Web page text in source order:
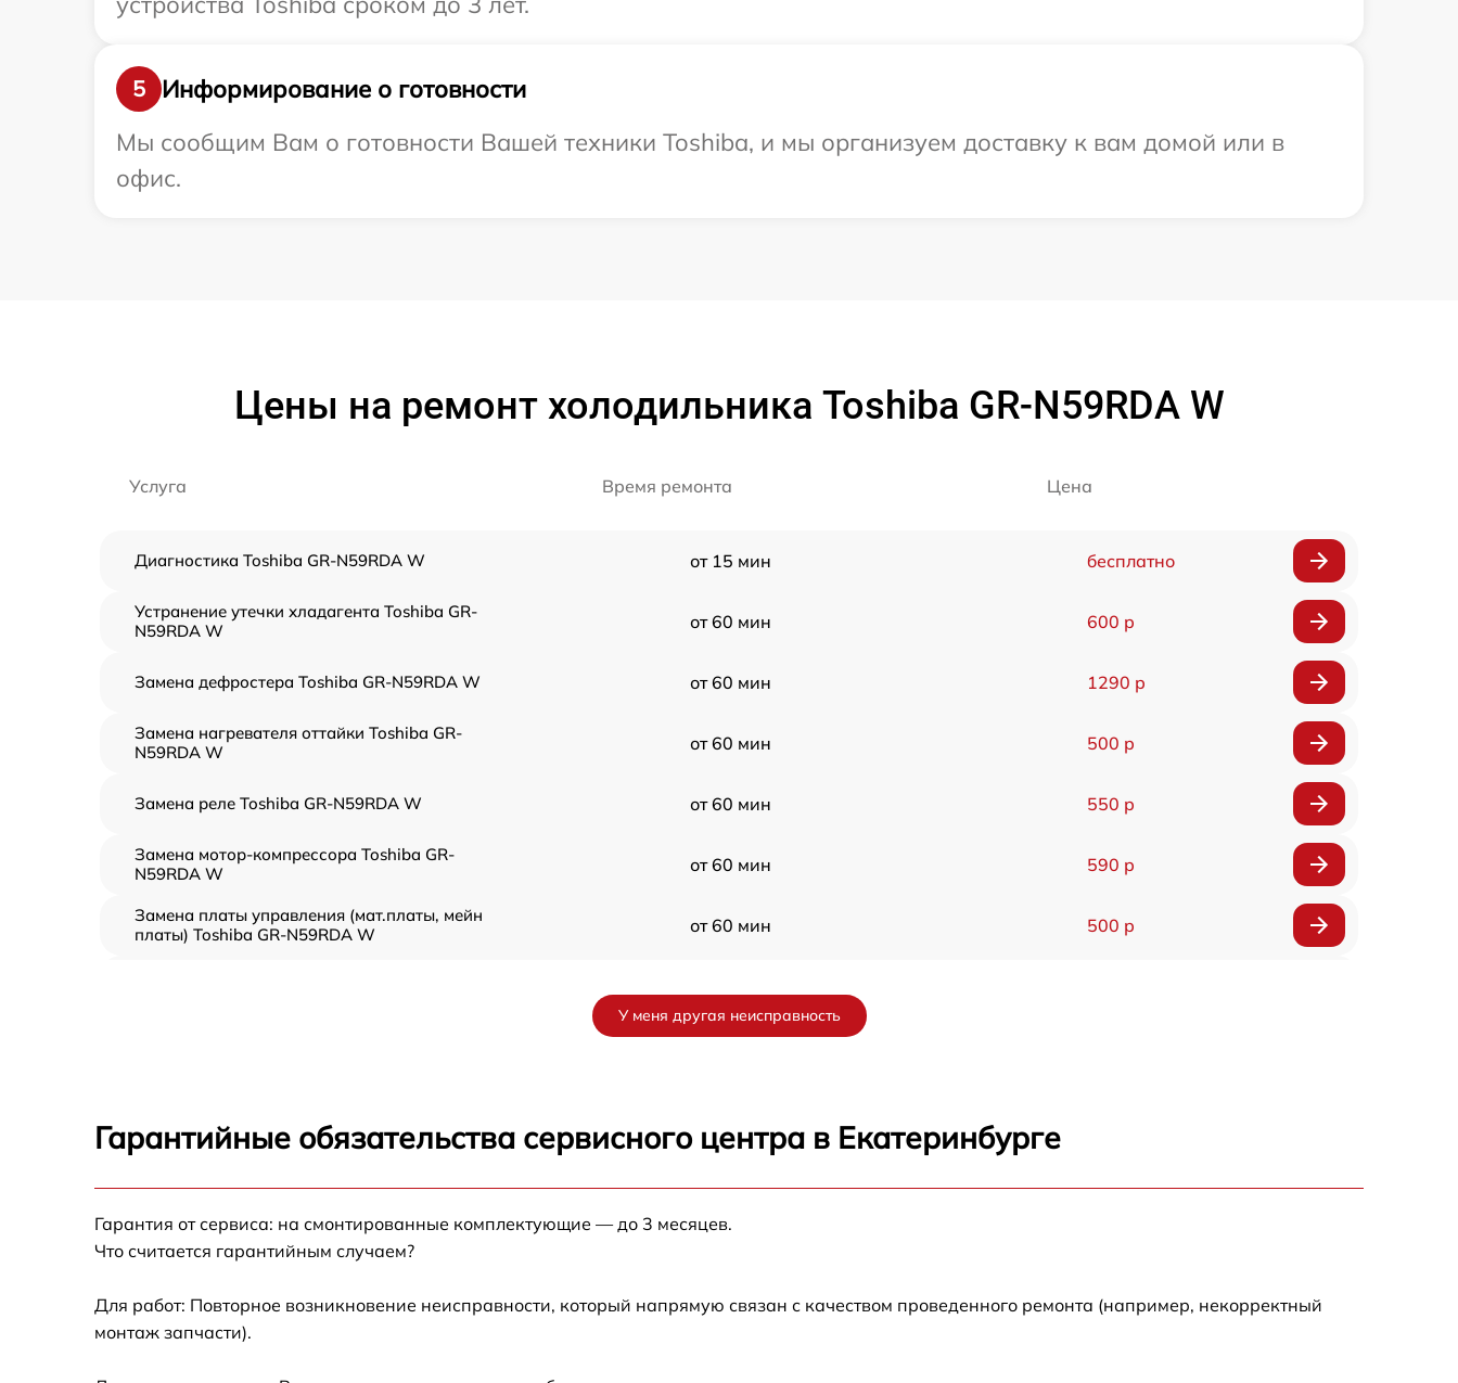
5
Информирование о готовности
Мы сообщим Вам о готовности Вашей техники Toshiba, и мы организуем доставку к вам домой или в
офис.
Цены на ремонт холодильника Toshiba GR-N59RDA W
Услуга Время ремонта Цена
Диагностика Toshiba GR-N59RDA W от 15 мин бесплатно
Устранение утечки хладагента Toshiba GR-
N59RDA W
от 60 мин 600 р
Замена дефростера Toshiba GR-N59RDA W от 60 мин 1290 р
Замена нагревателя оттайки Toshiba GR-
N59RDA W
от 60 мин 500 р
Замена реле Toshiba GR-N59RDA W от 60 мин 550 р
Замена мотор-компрессора Toshiba GR-
N59RDA W
от 60 мин 590 р
Замена платы управления (мат.платы, мейн
платы) Toshiba GR-N59RDA W
от 60 мин 500 р
Замена электросхемы Toshiba GR-N59RDA W от 60 мин
Устранение засора трубопровода Toshiba
У меня другая неисправность
Гарантийные обязательства сервисного центра в Екатеринбурге
Гарантия от сервиса: на смонтированные комплектующие — до 3 месяцев.
Что считается гарантийным случаем?
Для работ: Повторное возникновение неисправности, который напрямую связан с качеством проведенного ремонта (например, некорректный
монтаж запчасти).